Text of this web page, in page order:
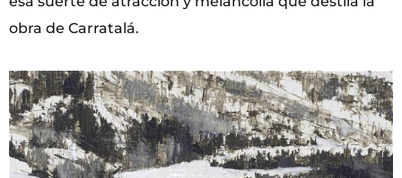
obra de Carratalá.